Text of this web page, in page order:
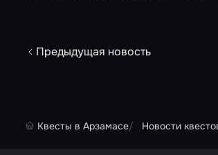
Предыдущая новость
Квесты в Арзамасе Новости